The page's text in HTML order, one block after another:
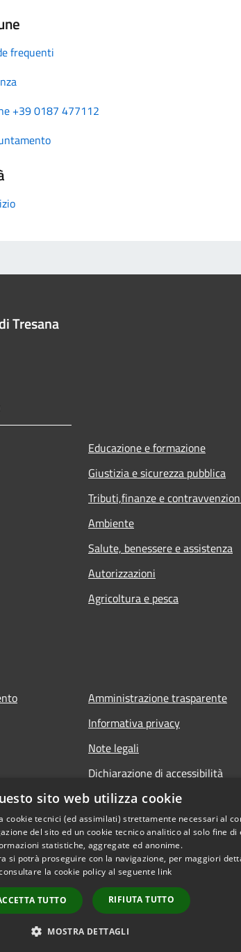
frequenti
+39 0187 477112
Tresana
Educazione e formazione
Giustizia e sicurezza pubblica
Tributi,finanze e
Ambiente
Salute, benessere e assistenza
Autorizzazioni
Agricoltura e pesca
Amministrazione trasparente
Informativa privacy
Note legali
Dichiarazione di accessibilità
Copyright © 2026 • Comune
sito web utilizza cookie
cookie tecnici (ed assimilati) strettamente necessari al
del sito ed un cookie tecnico analitico al solo fine di
statistiche, aggregate ed anonime.
si potrà proseguire con la navigazione, per maggiori
la cookie policy al seguente link
TUTTO RIFIUTA TUTTO
MOSTRA DETTAGLI